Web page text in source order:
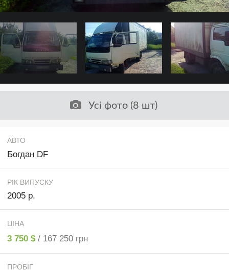
Усі фото (8 шт)
АВТО
Богдан DF
РІК ВИПУСКУ
2005 р.
ЦІНА
3 750 $ / 167 250 грн
ПРОБІГ